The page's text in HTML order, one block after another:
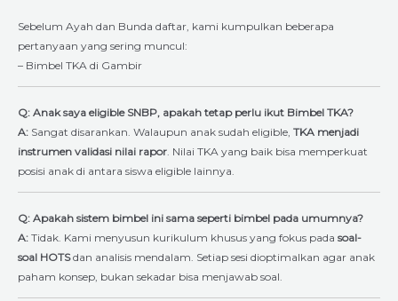
Sebelum Ayah dan Bunda daftar, kami kumpulkan beberapa
pertanyaan yang sering muncul:
– Bimbel TKA di Gambir
Q: Anak saya eligible SNBP, apakah tetap perlu ikut Bimbel TKA?
A: Sangat disarankan. Walaupun anak sudah eligible, TKA menjadi
instrumen validasi nilai rapor . Nilai TKA yang baik bisa memperkuat
posisi anak di antara siswa eligible lainnya.
Q: Apakah sistem bimbel ini sama seperti bimbel pada umumnya?
A: Tidak. Kami menyusun kurikulum khusus yang fokus pada soal-
soal HOTSdan analisis mendalam. Setiap sesi dioptimalkan agar anak
paham konsep, bukan sekadar bisa menjawab soal.